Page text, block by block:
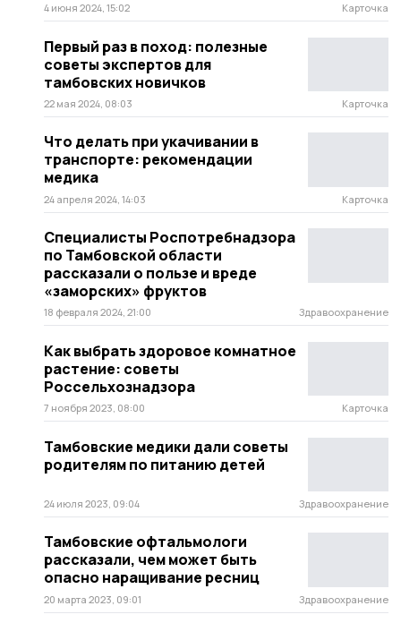
4 июня 2024, 15:02 Карточка
Первый раз в поход: полезные
советы экспертов для
тамбовских новичков
22 мая 2024, 08:03 Карточка
Что делать при укачивании в
транспорте: рекомендации
медика
24 апреля 2024, 14:03 Карточка
Специалисты Роспотребнадзора
по Тамбовской области
рассказали о пользе и вреде
«заморских» фруктов
18 февраля 2024, 21:00 Здравоохранение
Как выбрать здоровое комнатное
растение: советы
Россельхознадзора
7 ноября 2023, 08:00 Карточка
Тамбовские медики дали советы
родителям по питанию детей
24 июля 2023, 09:04 Здравоохранение
Тамбовские офтальмологи
рассказали, чем может быть
опасно наращивание ресниц
20 марта 2023, 09:01 Здравоохранение